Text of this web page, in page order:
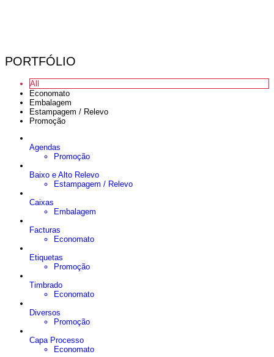
PORTFÓLIO
All
Economato
Embalagem
Estampagem / Relevo
Promoção
Agendas
Promoção
Baixo e Alto Relevo
Estampagem / Relevo
Caixas
Embalagem
Facturas
Economato
Etiquetas
Promoção
Timbrado
Economato
Diversos
Promoção
Capa Processo
Economato